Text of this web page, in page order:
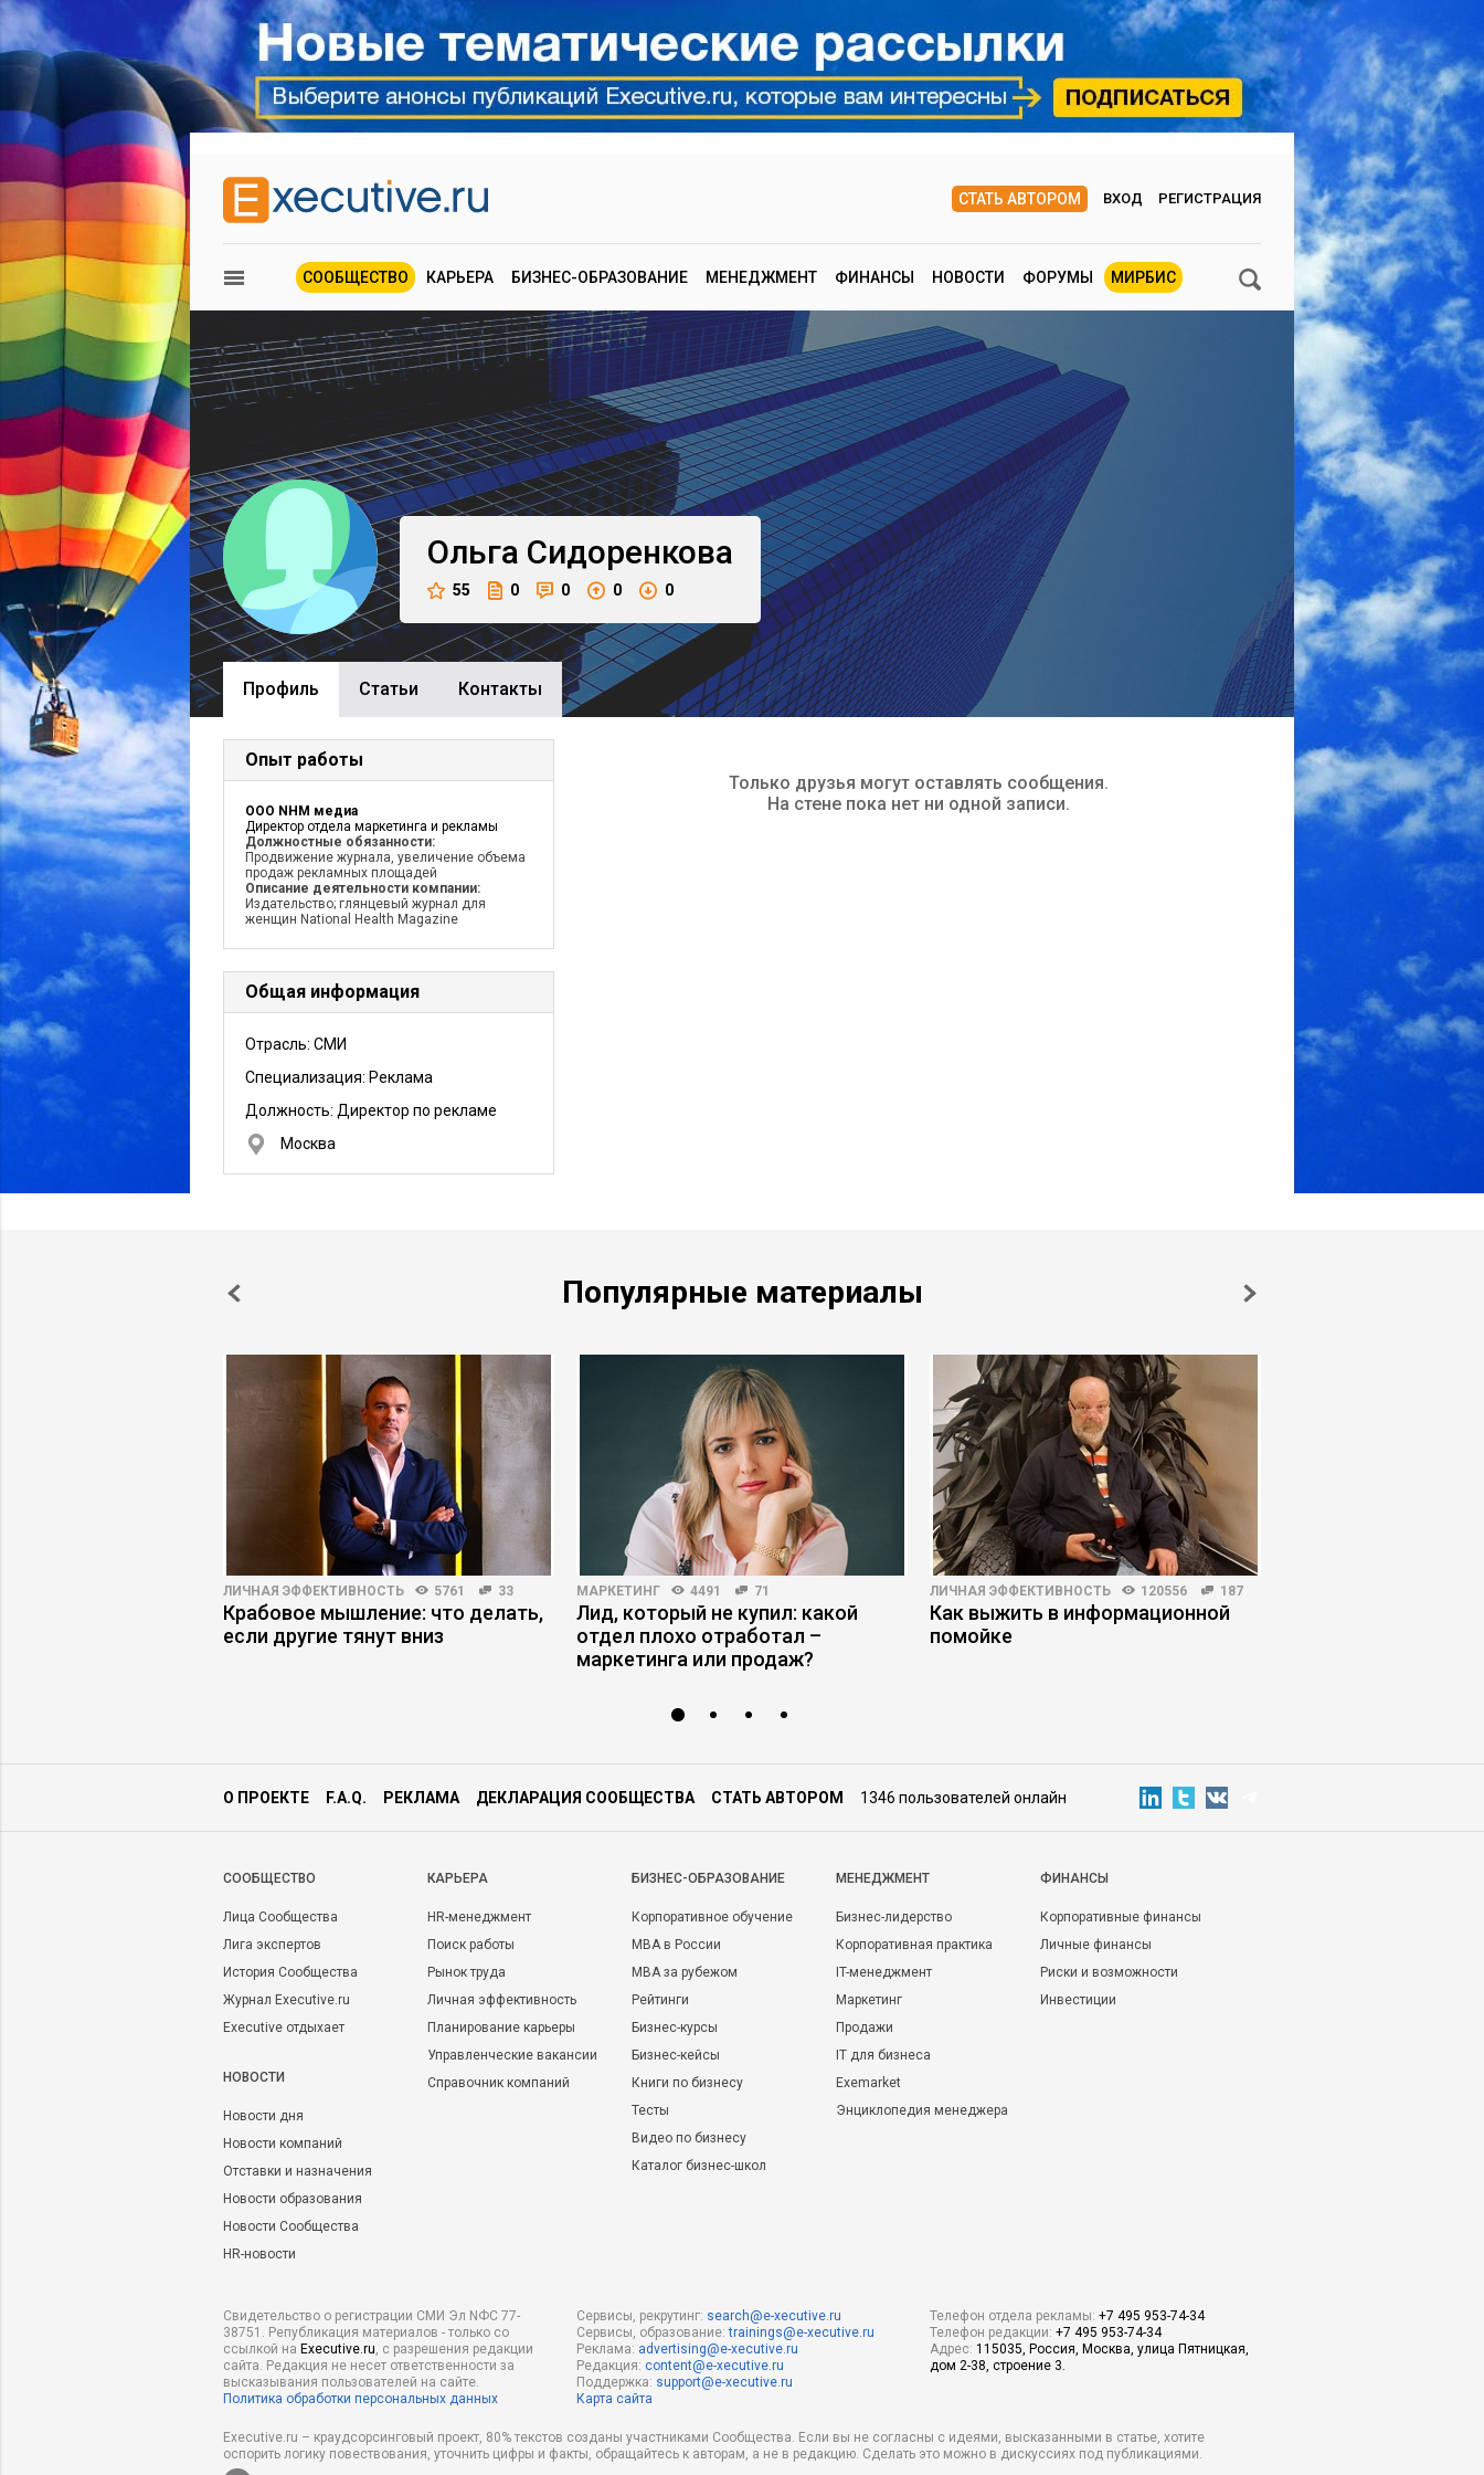
СТАТЬ АВТОРОМ ВХОД РЕГИСТРАЦИЯ
СООБЩЕСТВО КАРЬЕРА БИЗНЕС-ОБРАЗОВАНИЕ МЕНЕДЖМЕНТ ФИНАНСЫ НОВОСТИ ФОРУМЫ МИРБИС
Ольга Сидоренкова
55 0 0 0 0
Профиль Cтатьи Контакты
Опыт работы
ООО NHM медиа
Директор отдела маркетинга и рекламы
Должностные обязанности:
Продвижение журнала, увеличение объема
продаж рекламных площадей
Описание деятельности компании:
Издательство; глянцевый журнал для
женщин National Health Magazine
Общая информация
Отрасль: СМИ
Специализация: Реклама
Должность: Директор по рекламе
Москва
Только друзья могут оставлять сообщения.
На стене пока нет ни одной записи.
Популярные материалы
ЛИЧНАЯ ЭФФЕКТИВНОСТЬ 5761 33
Крабовое мышление: что делать,
если другие тянут вниз
МАРКЕТИНГ 4491 71
Лид, который не купил: какой
отдел плохо отработал –
маркетинга или продаж?
ЛИЧНАЯ ЭФФЕКТИВНОСТЬ 120556 187
Как выжить в информационной
помойке
О ПРОЕКТЕ F.A.Q. РЕКЛАМА ДЕКЛАРАЦИЯ СООБЩЕСТВА СТАТЬ АВТОРОМ 1346 пользователей онлайн
CООБЩЕСТВО
Лица Сообщества
Лига экспертов
История Сообщества
Журнал Executive.ru
Executive отдыхает
НОВОСТИ
Новости дня
Новости компаний
Отставки и назначения
Новости образования
Новости Сообщества
HR-новости
КАРЬЕРА
HR-менеджмент
Поиск работы
Рынок труда
Личная эффективность
Планирование карьеры
Управленческие вакансии
Справочник компаний
БИЗНЕС-ОБРАЗОВАНИЕ
Корпоративное обучение
MBA в России
MBA за рубежом
Рейтинги
Бизнес-курсы
Бизнес-кейсы
Книги по бизнесу
Тесты
Видео по бизнесу
Каталог бизнес-школ
МЕНЕДЖМЕНТ
Бизнес-лидерство
Корпоративная практика
IT-менеджмент
Маркетинг
Продажи
IT для бизнеса
Exemarket
Энциклопедия менеджера
ФИНАНСЫ
Корпоративные финансы
Личные финансы
Риски и возможности
Инвестиции
Свидетельство о регистрации СМИ Эл NФС 77-
38751. Републикация материалов - только со
ссылкой на Executive.ru, с разрешения редакции
сайта. Редакция не несет ответственности за
высказывания пользователей на сайте.
Политика обработки персональных данных
Сервисы, рекрутинг: search@e-xecutive.ru
Сервисы, образование:trainings@e-xecutive.ru
Реклама: advertising@e-xecutive.ru
Редакция: content@e-xecutive.ru
Поддержка: support@e-xecutive.ru
Карта сайта
Телефон отдела рекламы: +7 495 953-74-34
Телефон редакции: +7 495 953-74-34
Адрес: 115035, Россия, Москва, улица Пятницкая,
дом 2-38, строение 3.
Executive.ru – краудсорсинговый проект, 80% текстов созданы участниками Сообщества. Если вы не согласны с идеями, высказанными в статье, хотите
оспорить логику повествования, уточнить цифры и факты, обращайтесь к авторам, а не в редакцию. Сделать это можно в дискуссиях под публикациями.